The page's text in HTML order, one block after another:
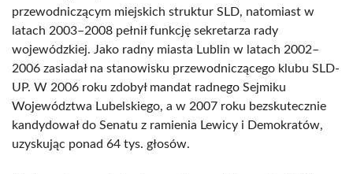
przewodniczącym miejskich struktur SLD, natomiast w
latach 2003–2008 pełnił funkcję sekretarza rady
wojewódzkiej. Jako radny miasta Lublin w latach 2002–
2006 zasiadał na stanowisku przewodniczącego klubu SLD-
UP. W 2006 roku zdobył mandat radnego Sejmiku
Województwa Lubelskiego, a w 2007 roku bezskutecznie
kandydował do Senatu z ramienia Lewicy i Demokratów,
uzyskując ponad 64 tys. głosów.